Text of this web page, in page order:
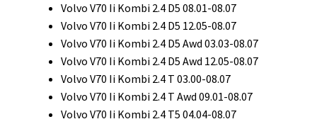
Volvo V70 Ii Kombi 2.4 D5 08.01-08.07
Volvo V70 Ii Kombi 2.4 D5 12.05-08.07
Volvo V70 Ii Kombi 2.4 D5 Awd 03.03-08.07
Volvo V70 Ii Kombi 2.4 D5 Awd 12.05-08.07
Volvo V70 Ii Kombi 2.4 T 03.00-08.07
Volvo V70 Ii Kombi 2.4 T Awd 09.01-08.07
Volvo V70 Ii Kombi 2.4 T5 04.04-08.07